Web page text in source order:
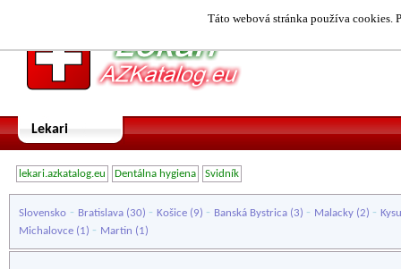
Táto webová stránka používa cookies.
Lekari
lekari.azkatalog.eu Dentálna hygiena Svidník
Slovensko - Bratislava (30) - Košice (9) - Banská Bystrica (3) - Malacky (2) -
Michalovce (1) - Martin (1)